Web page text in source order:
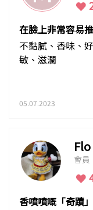
在臉上非常容易
被肌膚吸收
不黏膩、香味、
敏、滋潤
05.07.2023
Flo
會員
香噴噴嘅「奇蹟